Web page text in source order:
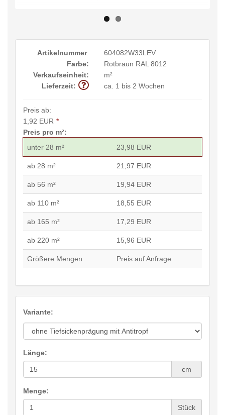
Artikelnummer:
604082W33LEV
Farbe:
Rotbraun RAL 8012
Verkaufseinheit:
m²
Lieferzeit:
ca. 1 bis 2 Wochen
Preis ab:
1,92 EUR *
Preis pro m²:
unter 28 m²
23,98 EUR
ab 28 m² 21,97 EUR
ab 56 m² 19,94 EUR
ab 110 m² 18,55 EUR
ab 165 m² 17,29 EUR
ab 220 m² 15,96 EUR
Größere Mengen Preis auf Anfrage
Variante:
Länge:
cm
Menge:
Stück